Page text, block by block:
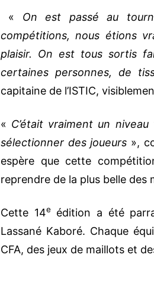
« On est passé au
compétitions, nous étions
plaisir. On est tous sortis
certaines personnes, de
capitaine de l’ISTIC,
« C’était vraiment un
sélectionner des joueurs »,
espère que cette
reprendre de la plus belle des
Cette 14eédition a été
Lassané Kaboré. Chaque
CFA, des jeux de maillots et